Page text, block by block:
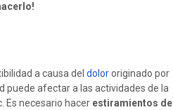
a causa del dolororiginado por
puede afectar a las actividades de la
Es necesario hacer estiramientos de